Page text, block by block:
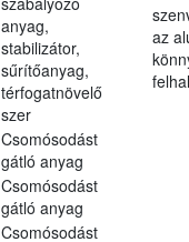
anyag,
stabilizátor,
sűrítőanyag,
térfogatnövelő
szer
az
Csomósodást
gátló anyag
Csomósodást
gátló anyag
Csomósodást